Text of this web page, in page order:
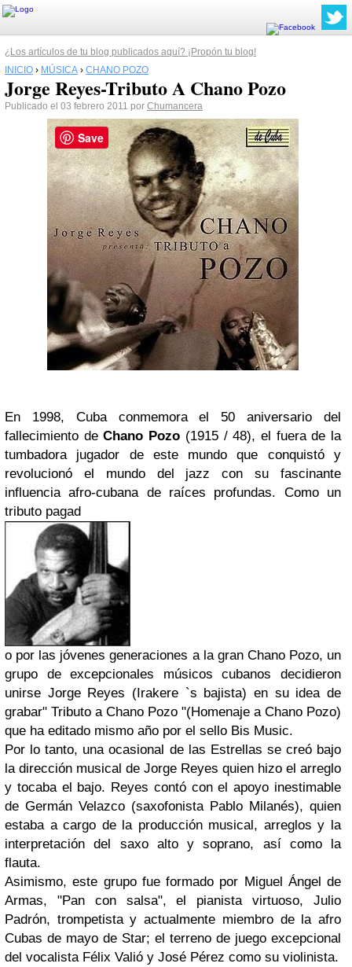
¿Los artículos de tu blog publicados aquí? ¡Propón tu blog!
INICIO › MÚSICA › CHANO POZO
Jorge Reyes-Tributo A Chano Pozo
Publicado el 03 febrero 2011 por Chumancera
En 1998, Cuba conmemora el 50 aniversario del
fallecimiento deChano Pozo (1915 / 48), el fuera de la
tumbadora jugador de este mundo que conquistó y
revolucionó el mundo del jazz con su fascinante
influencia afro-cubana de raíces profundas. Como un
tributo pagad
o por las jóvenes generaciones a la gran Chano Pozo, un
grupo de excepcionales músicos cubanos decidieron
unirse Jorge Reyes (Irakere `s bajista) en su idea de
grabar" Tributo a Chano Pozo "(Homenaje a Chano Pozo)
que ha editado mismo año por el sello Bis Music.
Por lo tanto, una ocasional de las Estrellas se creó bajo
la dirección musical de Jorge Reyes quien hizo el arreglo
y tocaba el bajo. Reyes contó con el apoyo inestimable
de Germán Velazco (saxofonista Pablo Milanés), quien
estaba a cargo de la producción musical, arreglos y la
interpretación del saxo alto y soprano, así como la
flauta.
Asimismo, este grupo fue formado por Miguel Ángel de
Armas, "Pan con salsa", el pianista virtuoso, Julio
Padrón, trompetista y actualmente miembro de la afro
Cubas de mayo de Star; el terreno de juego excepcional
del vocalista Félix Valió y José Pérez como su violinista.
Save